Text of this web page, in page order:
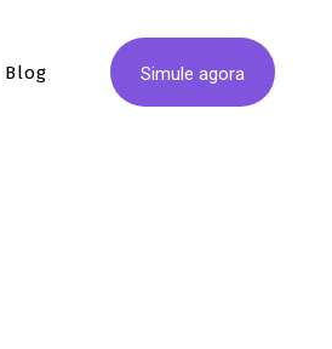
Blog Simule agora